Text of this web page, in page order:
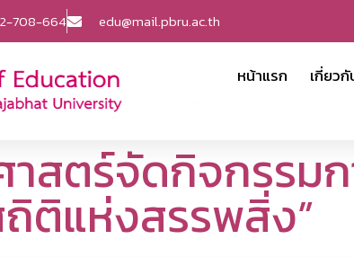
708-664 edu@mail.pbru.ac.th
หน้าแรก เกี่ยว
สตร์จัดกิจกรรม
ติแห่งสรรพสิ่ง”